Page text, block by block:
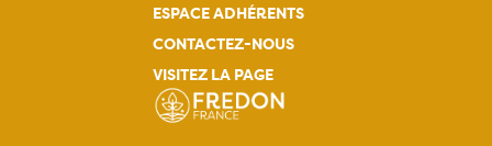
ESPACE ADHÉRENTS
CONTACTEZ-NOUS
VISITEZ LA PAGE